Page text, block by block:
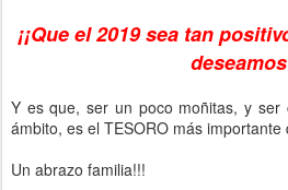
¡¡Que el 2019 sea tan
Y es que, ser un poco moñitas, y ser
ámbito, es el TESORO más
Un abrazo familia!!!